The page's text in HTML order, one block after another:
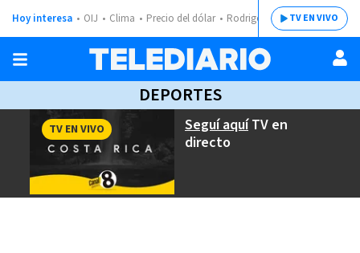
Hoy interesa OIJ Clima Precio del dólar Rodrigo ChavesTV EN VIVO
DEPORTES
Seguí aquíTV en
directo
TV EN VIVO